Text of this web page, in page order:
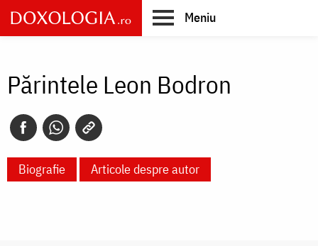
Skip
to
main
Meniu
Părintele Leon Bodron
Biografie Articole despre autor